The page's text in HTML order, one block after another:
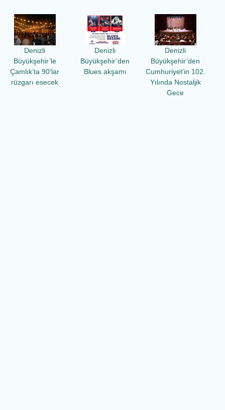
Denizli
Büyükşehir’le
Çamlık’ta 90’lar
rüzgarı esecek
Denizli
Büyükşehir’den
Blues akşamı
Denizli
Büyükşehir’den
Cumhuriyet’in 102.
Yılında Nostaljik
Gece